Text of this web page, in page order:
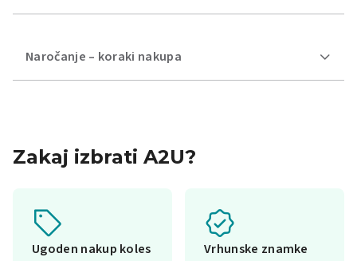
Naročanje – koraki nakupa
Zakaj izbrati A2U?
Ugoden nakup koles Vrhunske znamke